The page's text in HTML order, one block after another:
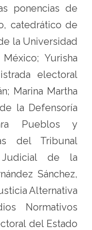
ponencias de
catedrático de
la Universidad
Yurisha
electoral
Marina Martha
la Defensoría
Pueblos y
del Tribunal
de la
Sánchez,
Alternativa
Normativos
del Estado